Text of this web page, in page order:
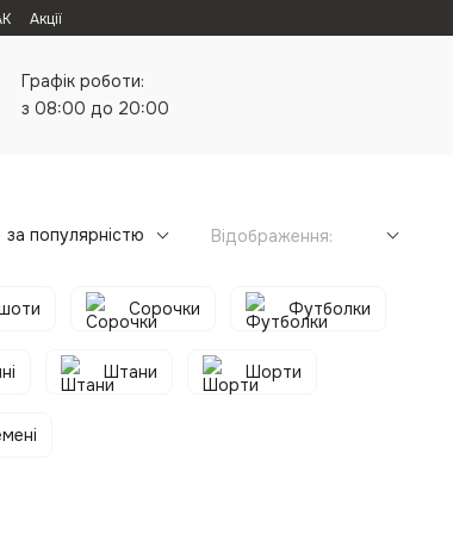
Акції
Графік роботи:
з 08:00 до 20:00
за популярністю Відображення:
Сорочки Футболки
Штани Шорти